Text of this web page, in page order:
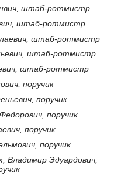
штаб-ротмистр
штаб-ротмистр
штаб-ротмистр
штаб-ротмистр
штаб-ротмистр
поручик
поручик
поручик
поручик
поручик
Владимир Эдуардович,